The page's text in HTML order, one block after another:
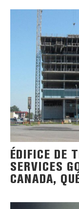
ÉDIFICE DE
SERVICES
CANADA,